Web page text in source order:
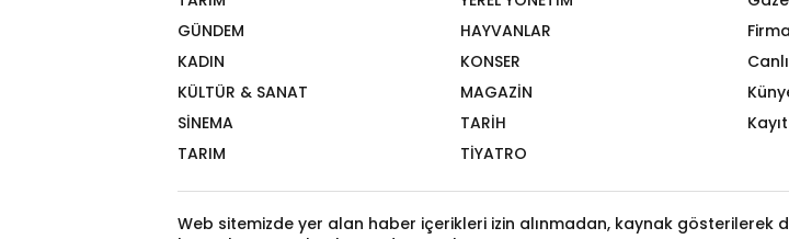
GÜNDEM
HAYVANLAR
KADIN
KONSER
KÜLTÜR & SANAT
MAGAZİN
SİNEMA
TARİH
TARIM
TİYATRO
Web sitemizde yer alan haber içerikleri izin alınmadan, kaynak gösterilerek